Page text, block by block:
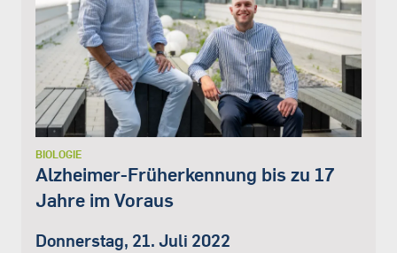
BIOLOGIE
Alzheimer-Früherkennung bis zu 17
Jahre im Voraus
Donnerstag, 21. Juli 2022